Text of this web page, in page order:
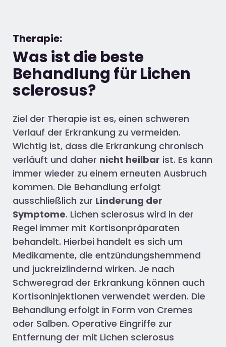
Therapie:
Was ist die beste
Behandlung für Lichen
sclerosus?
Ziel der Therapie ist es, einen schweren
Verlauf der Erkrankung zu vermeiden.
Wichtig ist, dass die Erkrankung chronisch
verläuft und daher nicht heilbar ist. Es kann
immer wieder zu einem erneuten Ausbruch
kommen. Die Behandlung erfolgt
ausschließlich zur Linderung der
Symptome. Lichen sclerosus wird in der
Regel immer mit Kortisonpräparaten
behandelt. Hierbei handelt es sich um
Medikamente, die entzündungshemmend
und juckreizlindernd wirken. Je nach
Schweregrad der Erkrankung können auch
Kortisoninjektionen verwendet werden. Die
Behandlung erfolgt in Form von Cremes
oder Salben. Operative Eingriffe zur
Entfernung der mit Lichen sclerosus